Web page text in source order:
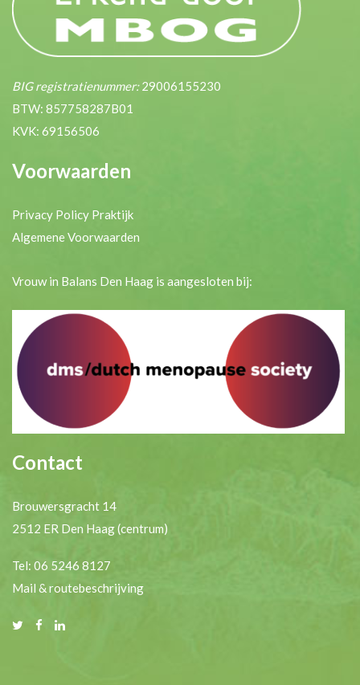
BIG registratienummer:29006155230
BTW: 857758287B01
KVK: 69156506
Voorwaarden
Privacy Policy Praktijk
Algemene Voorwaarden
Vrouw in Balans Den Haag is aangesloten bij:
Contact
Brouwersgracht 14
2512 ER Den Haag (centrum)
Tel: 06 5246 8127
Mail & routebeschrijving